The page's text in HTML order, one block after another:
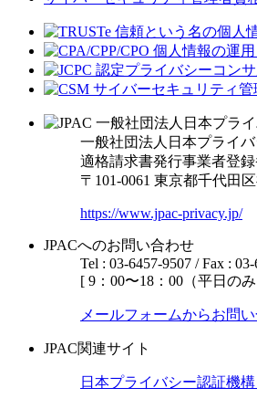
一般社団法人日本プライ
適格請求書発行事業者登録
〒101-0061 東京都千代田
https://www.jpac-privacy.jp/
JPACへのお問い合わせ
Tel : 03-6457-9507 / Fax :
[ 9：00〜18：00（平日の
メールフォームからお問
JPAC関連サイト
日本プライバシー認証機